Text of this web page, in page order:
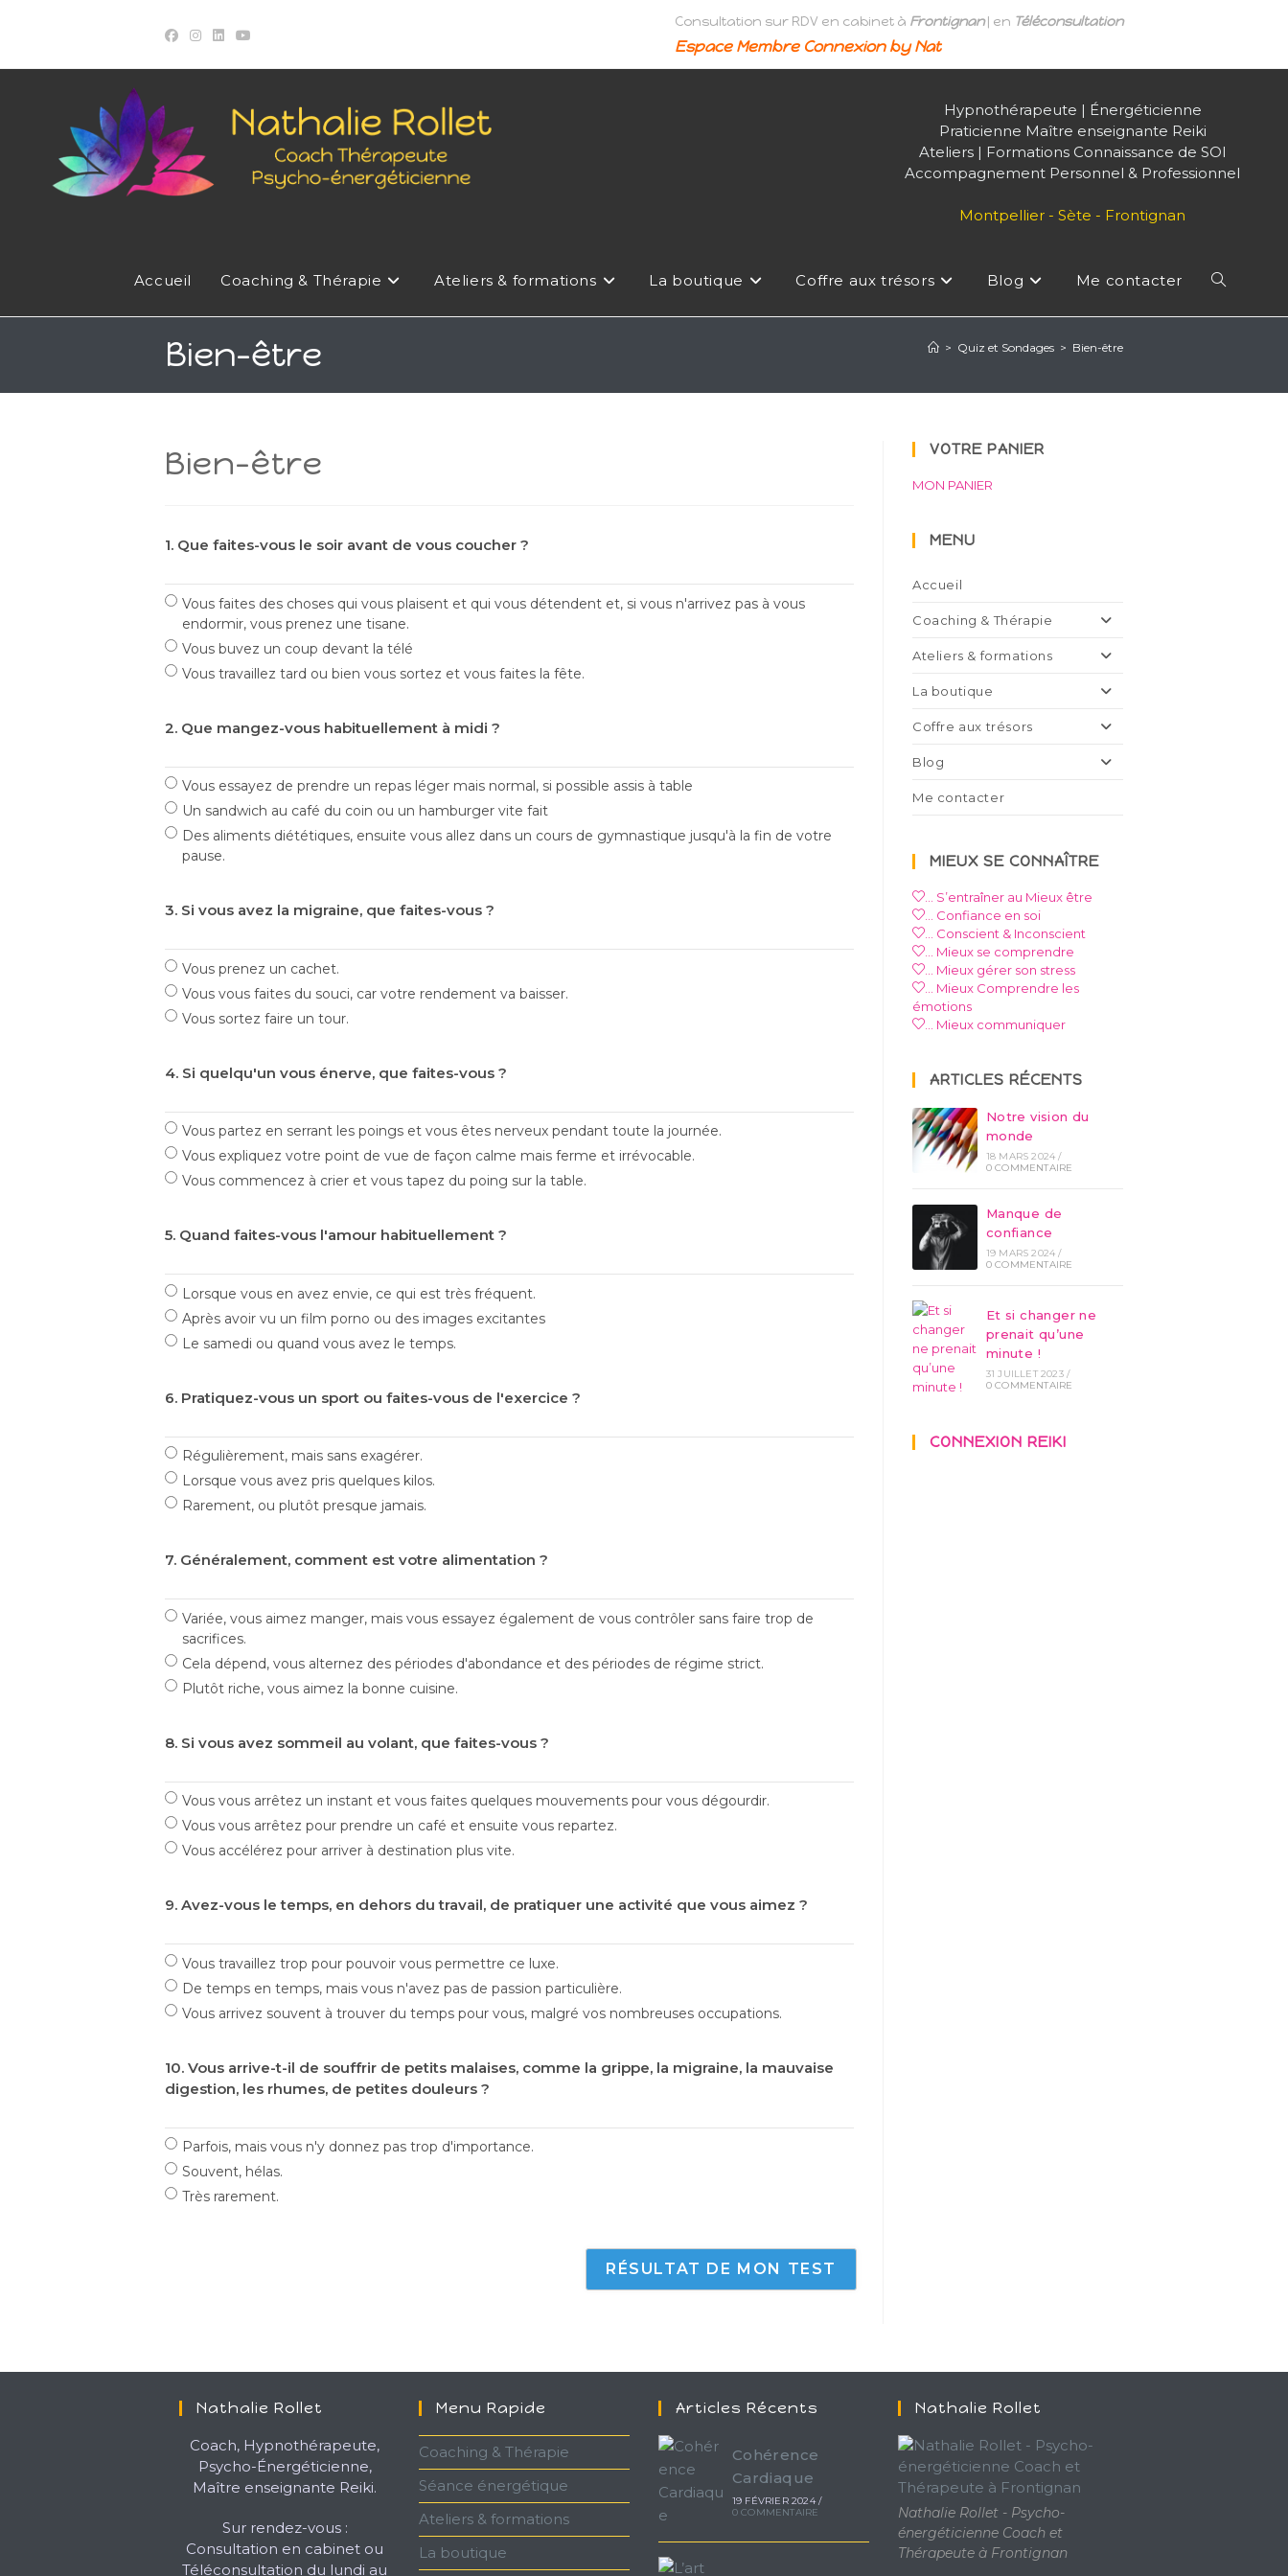
Consultation sur RDV en cabinet à Frontignan| en Téléconsultation
Espace Membre Connexion by Nat
Hypnothérapeute | Énergéticienne
Praticienne Maître enseignante Reiki
Ateliers | Formations Connaissance de SOI
Accompagnement Personnel & Professionnel
Montpellier - Sète - Frontignan
Accueil Coaching & Thérapie Ateliers & formations La boutique Coffre aux trésors Blog Me contacter Toggle
Bien-être > Quiz et Sondages > Bien-être
Bien-être
1. Que faites-vous le soir avant de vous coucher ?
Vous faites des choses qui vous plaisent et qui vous détendent et, si vous n'arrivez pas à vous
endormir, vous prenez une tisane.
Vous buvez un coup devant la télé
Vous travaillez tard ou bien vous sortez et vous faites la fête.
2. Que mangez-vous habituellement à midi ?
Vous essayez de prendre un repas léger mais normal, si possible assis à table
Un sandwich au café du coin ou un hamburger vite fait
Des aliments diététiques, ensuite vous allez dans un cours de gymnastique jusqu'à la fin de votre
pause.
3. Si vous avez la migraine, que faites-vous ?
Vous prenez un cachet.
Vous vous faites du souci, car votre rendement va baisser.
Vous sortez faire un tour.
4. Si quelqu'un vous énerve, que faites-vous ?
Vous partez en serrant les poings et vous êtes nerveux pendant toute la journée.
Vous expliquez votre point de vue de façon calme mais ferme et irrévocable.
Vous commencez à crier et vous tapez du poing sur la table.
5. Quand faites-vous l'amour habituellement ?
Lorsque vous en avez envie, ce qui est très fréquent.
Après avoir vu un film porno ou des images excitantes
Le samedi ou quand vous avez le temps.
6. Pratiquez-vous un sport ou faites-vous de l'exercice ?
Régulièrement, mais sans exagérer.
Lorsque vous avez pris quelques kilos.
Rarement, ou plutôt presque jamais.
7. Généralement, comment est votre alimentation ?
Variée, vous aimez manger, mais vous essayez également de vous contrôler sans faire trop de
sacrifices.
Cela dépend, vous alternez des périodes d'abondance et des périodes de régime strict.
Plutôt riche, vous aimez la bonne cuisine.
8. Si vous avez sommeil au volant, que faites-vous ?
Vous vous arrêtez un instant et vous faites quelques mouvements pour vous dégourdir.
Vous vous arrêtez pour prendre un café et ensuite vous repartez.
Vous accélérez pour arriver à destination plus vite.
9. Avez-vous le temps, en dehors du travail, de pratiquer une activité que vous aimez ?
Vous travaillez trop pour pouvoir vous permettre ce luxe.
De temps en temps, mais vous n'avez pas de passion particulière.
Vous arrivez souvent à trouver du temps pour vous, malgré vos nombreuses occupations.
10. Vous arrive-t-il de souffrir de petits malaises, comme la grippe, la migraine, la mauvaise
digestion, les rhumes, de petites douleurs ?
Parfois, mais vous n'y donnez pas trop d'importance.
Souvent, hélas.
Très rarement.
VOTRE PANIER
MON PANIER
MENU
Accueil
Coaching & Thérapie
Ateliers & formations
La boutique
Coffre aux trésors
Blog
Me contacter
MIEUX SE CONNAÎTRE
… S’entraîner au Mieux être
… Confiance en soi
… Conscient & Inconscient
… Mieux se comprendre
… Mieux gérer son stress
… Mieux Comprendre les
émotions
… Mieux communiquer
ARTICLES RÉCENTS
Notre vision du
monde
18 MARS 2024 /
0 COMMENTAIRE
Manque de
confiance
19 MARS 2024 /
0 COMMENTAIRE
Et si changer ne
prenait qu’une
minute !
31 JUILLET 2023 /
0 COMMENTAIRE
CONNEXION REIKI
Nathalie Rollet
Coach, Hypnothérapeute,
Psycho-Énergéticienne,
Maître enseignante Reiki.
Sur rendez-vous :
Consultation en cabinet ou
Téléconsultation du lundi au
Menu Rapide
Coaching & Thérapie
Séance énergétique
Ateliers & formations
La boutique
Articles Récents
Cohérence
Cardiaque
19 FÉVRIER 2024 /
0 COMMENTAIRE
Nathalie Rollet
Nathalie Rollet - Psycho-
énergéticienne Coach et
Thérapeute à Frontignan